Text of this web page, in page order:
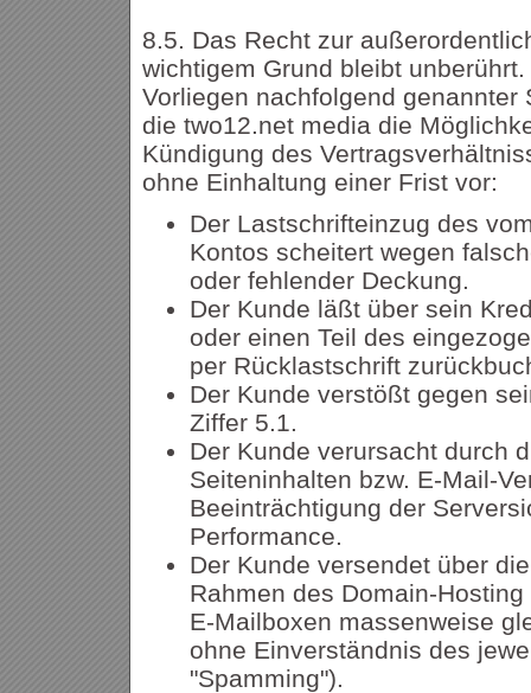
8.5. Das Recht zur
wichtigem Grund bleibt
Vorliegen nachfolgend genannter
die two12.net media die
Kündigung des
ohne Einhaltung einer Frist vor:
Der Lastschrifteinzug des
Kontos scheitert wegen
oder fehlender Deckung.
Der Kunde läßt über sein
oder einen Teil des
per Rücklastschrift
Der Kunde verstößt gegen
Ziffer 5.1.
Der Kunde verursacht durch
Seiteninhalten bzw. E-Mail-
Beeinträchtigung der
Performance.
Der Kunde versendet über
Rahmen des Domain-
E-Mailboxen massenweise
ohne Einverständnis des
"Spamming").